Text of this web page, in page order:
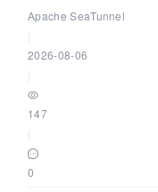
2026 主题演讲！
Apache SeaTunnel
2026-08-06
147
0